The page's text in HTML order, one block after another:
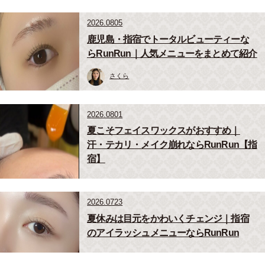
2026.0805
鹿児島・指宿でトータルビューティーな
らRunRun｜人気メニューをまとめて紹介
さくら
2026.0801
夏こそフェイスワックスがおすすめ｜
汗・テカリ・メイク崩れならRunRun【指
宿】
2026.0723
夏休みは目元をかわいくチェンジ｜指宿
のアイラッシュメニューならRunRun